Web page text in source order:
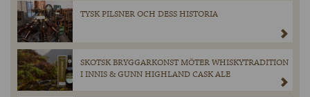
TYSK PILSNER OCH DESS HISTORIA
SKOTSK BRYGGARKONST MÖTER WHISKYTRADITION
I INNIS & GUNN HIGHLAND CASK ALE